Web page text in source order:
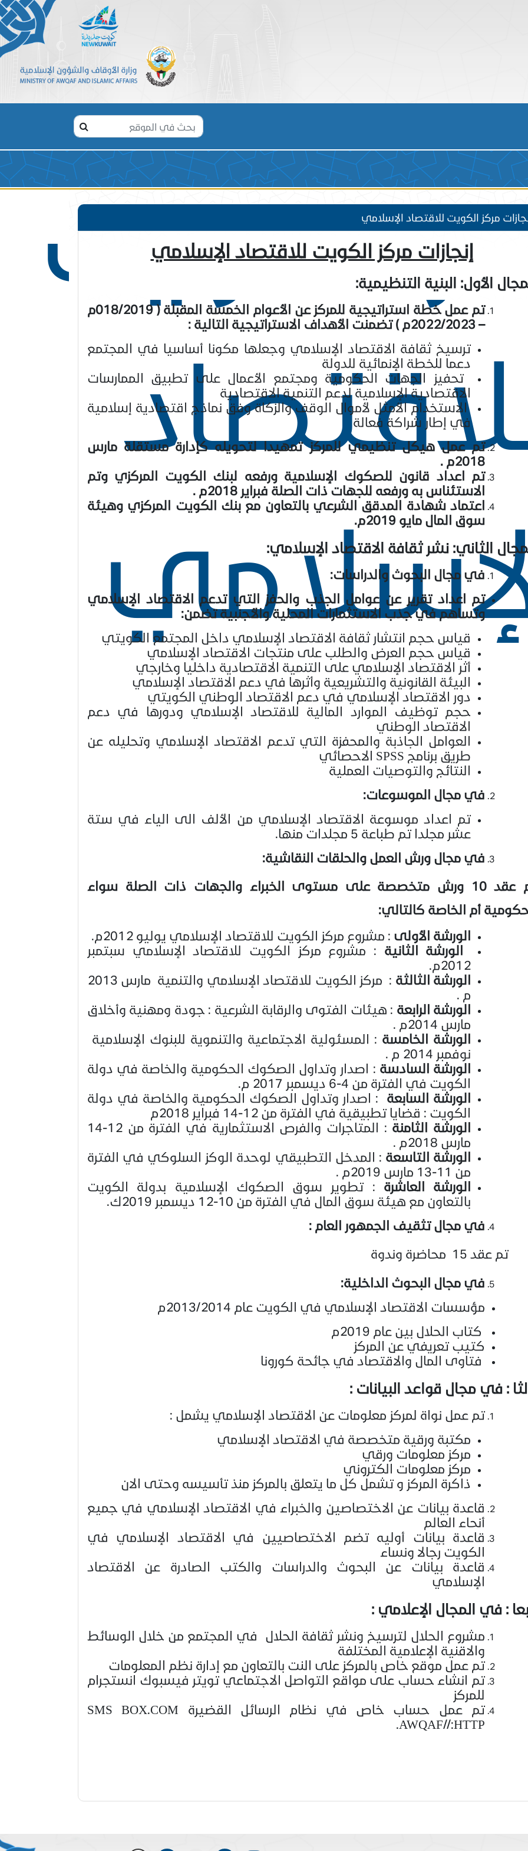
الكويتمركز الكويت للاقتصاد الإسلامي
إنجازات مركز الكويت للاقتصاد الإسلامي
الأول: البنية التنظيمية:
تم عمل خطة استراتيجية للمركز عن الأعوام الخمسة المقبلة ( 018/2019م
– 2022/2023م ) تضمنت الأهداف الاستراتيجية التالية :
ترسيخ ثقافة الاقتصاد الإسلامي وجعلها مكونا أساسيا في المجتمع
دعما للخطة الإنمائية للدولة
تحفيز الجهات الحكومية ومجتمع الأعمال على تطبيق الممارسات
الاقتصادية الإسلامية لدعم التنمية الاقتصادية
الاستخدام الأمثل لأموال الوقف والزكاة وفق نماذج اقتصادية إسلامية
في إطار شراكة فعالة
تم عمل هيكل تنظيمي للمركز تمهيدا لتحويله كإدارة مستقلة مارس
2018م .
تم اعداد قانون للصكوك الإسلامية ورفعه لبنك الكويت المركزي وتم
الاستئناس به ورفعه للجهات ذات الصلة فبراير 2018م .
اعتماد شهادة المدقق الشرعي بالتعاون مع بنك الكويت المركزي وهيئة
سوق المال مايو 2019م.
الثاني: نشر ثقافة الاقتصاد الإسلامي:
في مجال البحوث والدراسات:
تم اعداد تقرير عن عوامل الجذب والحفز التي تدعم الاقتصاد الإسلامي
وتساهم في جذب الاستثمارات المحلية والأجنبية تضمن:
قياس حجم انتشار ثقافة الاقتصاد الإسلامي داخل المجتمع الكويتي
قياس حجم العرض والطلب على منتجات الاقتصاد الإسلامي
أثر الاقتصاد الإسلامي على التنمية الاقتصادية داخليا وخارجي
البيئة القانونية والتشريعية وأثرها في دعم الاقتصاد الإسلامي
دور الاقتصاد الإسلامي في دعم الاقتصاد الوطني الكويتي
حجم توظيف الموارد المالية للاقتصاد الإسلامي ودورها في دعم
الاقتصاد الوطني
العوامل الجاذبة والمحفزة التي تدعم الاقتصاد الإسلامي وتحليله عن
طريق برنامج SPSS الاحصائي
النتائج والتوصيات العملية
في مجال الموسوعات:
تم اعداد موسوعة الاقتصاد الإسلامي من الألف الى الياء في ستة
عشر مجلدا تم طباعة 5 مجلدات منها.
في مجال ورش العمل والحلقات النقاشية:
تم عقد 10 ورش متخصصة على مستوى الخبراء والجهات ذات الصلة سواء
أم الخاصة كالتالي:
الورشة الأولى : مشروع مركز الكويت للاقتصاد الإسلامي يوليو 2012م.
الورشة الثانية : مشروع مركز الكويت للاقتصاد الإسلامي سبتمبر
2012م.
الورشة الثالثة
: مركز الكويت للاقتصاد الإسلامي والتنمية مارس 2013
م .
الورشة الرابعة : هيئات الفتوى والرقابة الشرعية : جودة ومهنية وأخلاق
مارس 2014م .
الورشة الخامسة : المسئولية الاجتماعية والتنموية للبنوك الإسلامية
نوفمبر 2014 م .
الورشة السادسة : اصدار وتداول الصكوك الحكومية والخاصة في دولة
الكويت في الفترة من 4-6 ديسمبر 2017 م.
الورشة السابعة : اصدار وتداول الصكوك الحكومية والخاصة في دولة
الكويت : قضايا تطبيقية في الفترة من 12-14 فبراير 2018م
الورشة الثامنة
: المتاجرات والفرص الاستثمارية في الفترة من 12-14
مارس 2018م .
الورشة التاسعة : المدخل التطبيقي لوحدة الوكز السلوكي في الفترة
من 11-13 مارس 2019م .
الورشة
العاشرة : تطوير سوق الصكوك الإسلامية بدولة الكويت
بالتعاون مع هيئة سوق المال في الفترة من 10-12 ديسمبر 2019ك.
في مجال تثقيف الجمهور العام :
تم عقد 15 محاضرة وندوة
في مجال البحوث الداخلية:
مؤسسات الاقتصاد الإسلامي في الكويت عام 2013/2014م
كتاب الحلال بين عام 2019م
كتيب تعريفي عن المركز
فتاوى المال والاقتصاد في جائحة كورونا
: في مجال قواعد البيانات :
تم عمل نواة لمركز معلومات عن الاقتصاد الإسلامي يشمل :
مكتبة ورقية متخصصة في الاقتصاد الإسلامي
مركز معلومات ورقي
مركز معلومات الكتروني
ذاكرة المركز و تشمل كل ما يتعلق بالمركز منذ تأسيسه وحتى الان
قاعدة بيانات عن الاختصاصين والخبراء في الاقتصاد الإسلامي في جميع
أنحاء العالم
قاعدة بيانات أوليه تضم الاختصاصيين في الاقتصاد الإسلامي في
الكويت رجالا ونساء
قاعدة بيانات عن البحوث والدراسات والكتب الصادرة عن الاقتصاد
الإسلامي
: في المجال الإعلامي :
مشروع الحلال لترسيخ ونشر ثقافة الحلال في المجتمع من خلال الوسائط
والاقنية الإعلامية المختلفة
تم عمل موقع خاص بالمركز على النت بالتعاون مع إدارة نظم المعلومات
تم انشاء حساب على مواقع التواصل الاجتماعي تويتر فيسبوك انستجرام
للمركز
تم عمل حساب خاص في نظام الرسائل القضيرة SMS BOX.COM
.AWQAF//:HTTP